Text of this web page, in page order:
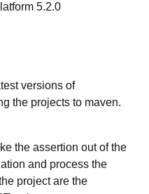
5.2.0
versions of
the projects to maven.
the assertion out of the
and process the
project are the